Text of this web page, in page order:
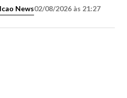
News02/08/2026 às 21:27